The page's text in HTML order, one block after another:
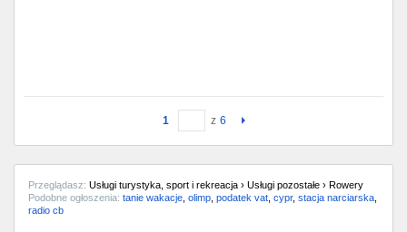
1 z 6
Przeglądasz: Usługi turystyka, sport i rekreacja › Usługi pozostałe › Rowery
Podobne ogłoszenia: tanie wakacje olimp podatek vat cypr, stacja narciarska
radio cb